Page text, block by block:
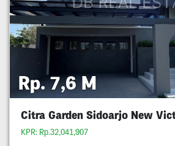
Rp. 7,6 M
Citra Garden Sidoarjo New
KPR: Rp.32,041,907